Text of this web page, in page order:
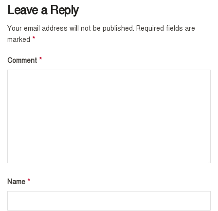
Leave a Reply
Your email address will not be published. Required fields are
marked *
Comment *
Name *